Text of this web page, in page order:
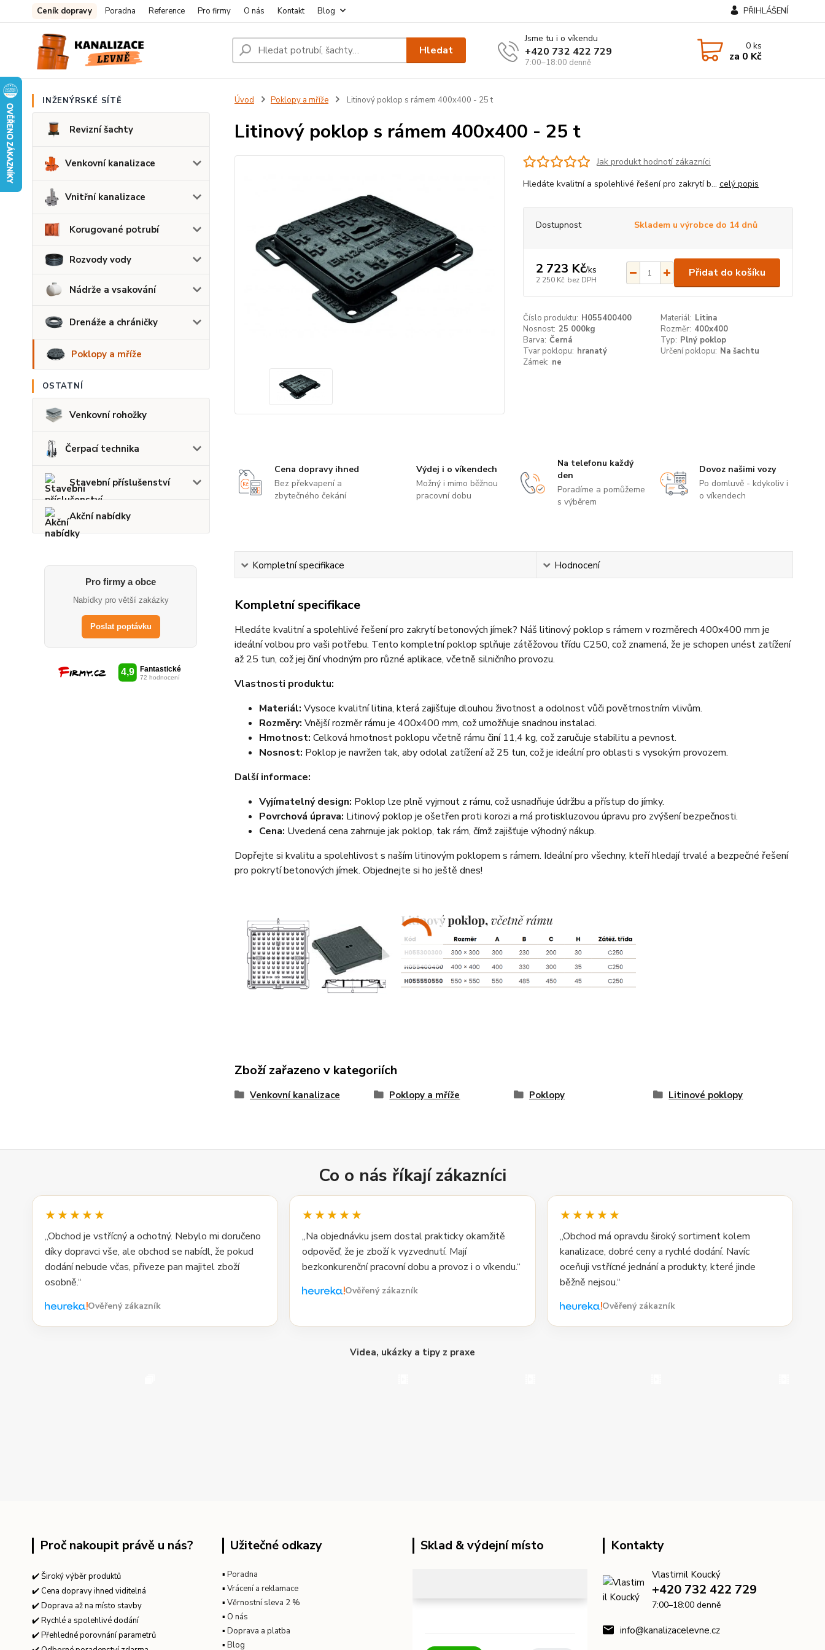
Ceník dopravy Poradna Reference Pro firmy O nás Kontakt Blog PŘIHLÁŠENÍ
Hledat
Jsme tu i o víkendu
+420 732 422 729
7:00–18:00 denně
0ks
za 0 Kč
INŽENÝRSKÉ SÍTĚ
Revizní šachty
Venkovní kanalizace
Vnitřní kanalizace
Korugované potrubí
Rozvody vody
Nádrže a vsakování
Drenáže a chráničky
Poklopy a mříže
OSTATNÍ
Venkovní rohožky
Čerpací technika
Stavební příslušenství
Akční nabídky
Pro firmy a obce
Nabídky pro větší zakázky
Poslat poptávku
Úvod Poklopy a mříže Litinový poklop s rámem 400x400 - 25 t
Litinový poklop s rámem 400x400 - 25 t
Jak produkt hodnotí zákazníci
Hledáte kvalitní a spolehlivé řešení pro zakrytí b... celý popis
Dostupnost Skladem u výrobce do 14 dnů
2 723 Kč/ks
2 250 Kč bez DPH
Přidat do košíku
Číslo produktu: H055400400 Materiál: Litina
Nosnost: 25 000kg Rozměr: 400x400
Barva: Černá Typ: Plný poklop
Tvar poklopu: hranatý Určení poklopu: Na šachtu
Zámek: ne
Cena dopravy ihned
Bez překvapení a
zbytečného čekání
Výdej i o víkendech
Možný i mimo běžnou
pracovní dobu
Na telefonu každý
den
Poradíme a pomůžeme
s výběrem
Dovoz našimi vozy
Po domluvě - kdykoliv i
o víkendech
Kompletní specifikace Hodnocení
Kompletní specifikace
Hledáte kvalitní a spolehlivé řešení pro zakrytí betonových jímek? Náš litinový poklop s rámem v rozměrech 400x400 mm je
ideální volbou pro vaši potřebu. Tento kompletní poklop splňuje zátěžovou třídu C250, což znamená, že je schopen unést zatížení
až 25 tun, což jej činí vhodným pro různé aplikace, včetně silničního provozu.
Vlastnosti produktu:
Materiál: Vysoce kvalitní litina, která zajišťuje dlouhou životnost a odolnost vůči povětrnostním vlivům.
Rozměry: Vnější rozměr rámu je 400x400 mm, což umožňuje snadnou instalaci.
Hmotnost: Celková hmotnost poklopu včetně rámu činí 11,4 kg, což zaručuje stabilitu a pevnost.
Nosnost: Poklop je navržen tak, aby odolal zatížení až 25 tun, což je ideální pro oblasti s vysokým provozem.
Další informace:
Vyjímatelný design: Poklop lze plně vyjmout z rámu, což usnadňuje údržbu a přístup do jímky.
Povrchová úprava: Litinový poklop je ošetřen proti korozi a má protiskluzovou úpravu pro zvýšení bezpečnosti.
Cena: Uvedená cena zahrnuje jak poklop, tak rám, čímž zajišťuje výhodný nákup.
Dopřejte si kvalitu a spolehlivost s naším litinovým poklopem s rámem. Ideální pro všechny, kteří hledají trvalé a bezpečné řešení
pro pokrytí betonových jímek. Objednejte si ho ještě dnes!
Zboží zařazeno v kategoriích
Venkovní kanalizace Poklopy a mříže Poklopy Litinové poklopy
Co o nás říkají zákazníci
★★★★★
„Obchod je vstřícný a ochotný. Nebylo mi doručeno
díky dopravci vše, ale obchod se nabídl, že pokud
dodání nebude včas, přiveze pan majitel zboží
osobně.“
Ověřený zákazník
★★★★★
„Na objednávku jsem dostal prakticky okamžitě
odpověď, že je zboží k vyzvednutí. Mají
bezkonkurenční pracovní dobu a provoz i o víkendu.“
Ověřený zákazník
★★★★★
„Obchod má opravdu široký sortiment kolem
kanalizace, dobré ceny a rychlé dodání. Navíc
oceňuji vstřícné jednání a produkty, které jinde
běžně nejsou.“
Ověřený zákazník
Videa, ukázky a tipy z praxe
Proč nakoupit právě u nás?
✔️ Široký výběr produktů
✔️ Cena dopravy ihned viditelná
✔️ Doprava až na místo stavby
✔️ Rychlé a spolehlivé dodání
✔️ Přehledné porovnání parametrů
Užitečné odkazy
▪ Poradna
▪ Vrácení a reklamace
▪ Věrnostní sleva 2 %
▪ O nás
▪ Doprava a platba
▪ Blog
Sklad & výdejní místo Kontakty
Vlastimil Koucký
+420 732 422 729
7:00–18:00 denně
info@kanalizacelevne.cz